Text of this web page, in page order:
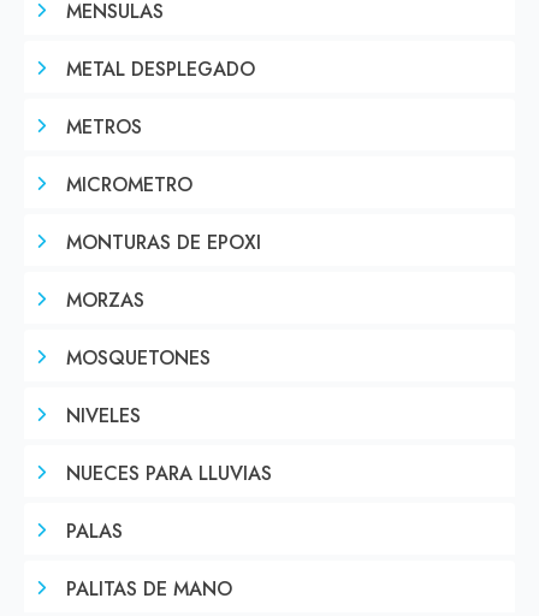
MENSULAS
METAL DESPLEGADO
METROS
MICROMETRO
MONTURAS DE EPOXI
MORZAS
MOSQUETONES
NIVELES
NUECES PARA LLUVIAS
PALAS
PALITAS DE MANO